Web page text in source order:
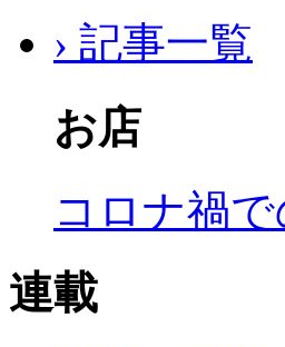
› 記事一覧
お店
コロナ禍
連載